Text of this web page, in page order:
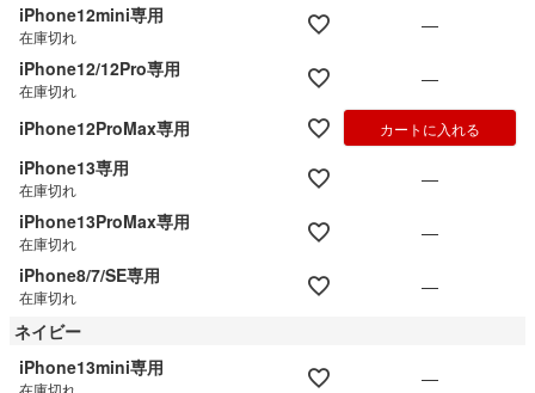
iPhone12mini専用
在庫切れ
—
iPhone12/12Pro専用
在庫切れ —
iPhone12ProMax専用 カートに入れる
iPhone13専用
在庫切れ
—
iPhone13ProMax専用
在庫切れ
—
iPhone8/7/SE専用
在庫切れ
—
ネイビー
iPhone13mini専用
—